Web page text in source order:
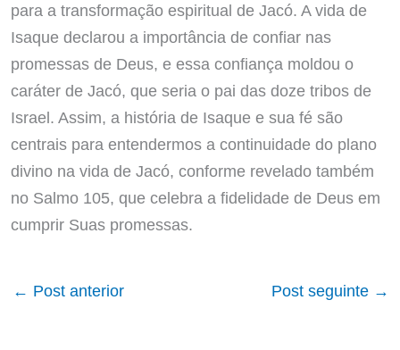
para a transformação espiritual de Jacó. A vida de
Isaque declarou a importância de confiar nas
promessas de Deus, e essa confiança moldou o
caráter de Jacó, que seria o pai das doze tribos de
Israel. Assim, a história de Isaque e sua fé são
centrais para entendermos a continuidade do plano
divino na vida de Jacó, conforme revelado também
no Salmo 105, que celebra a fidelidade de Deus em
cumprir Suas promessas.
← Post anterior Post seguinte →